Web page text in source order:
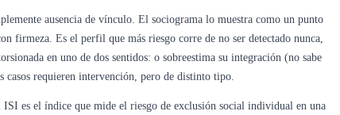
ausencia de vínculo. El sociograma lo muestra como un punto
firmeza. Es el perfil que más riesgo corre de no ser detectado nunca,
en uno de dos sentidos: o sobreestima su integración (no sabe
requieren intervención, pero de distinto tipo.
es el índice que mide el riesgo de exclusión social individual en una